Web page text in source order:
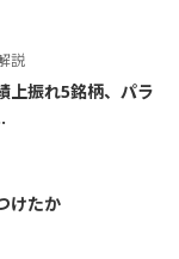
説
上振れ5銘柄、パラ
けたか